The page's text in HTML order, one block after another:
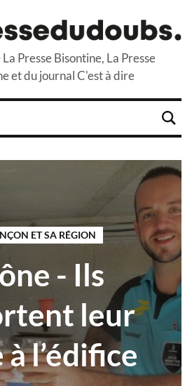
Presse Bisontine, La Presse
et du journal C'est à dire
ET SA RÉGION
- Ils
leur
l’édifice